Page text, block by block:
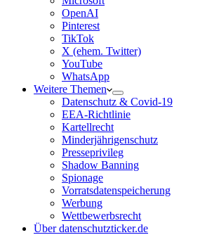
OpenAI
Pinterest
TikTok
X (ehem. Twitter)
YouTube
WhatsApp
Weitere Themen
Datenschutz & Covid-19
EEA-Richtlinie
Kartellrecht
Minderjährigenschutz
Presseprivileg
Shadow Banning
Spionage
Vorratsdatenspeicherung
Werbung
Wettbewerbsrecht
Über datenschutzticker.de